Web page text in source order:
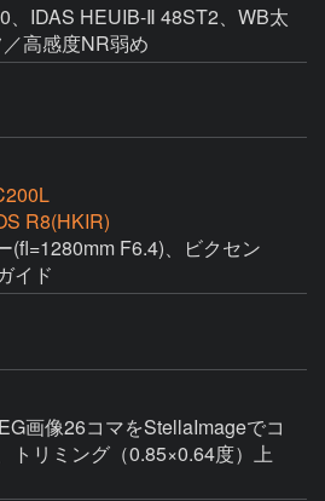
、IDAS HEUIB-Ⅱ 48ST2、WB太
高感度NR弱め
R8(HKIR)
(fl=1280mm F6.4)、ビクセン
イド
画像26コマをStellaImageでコ
トリミング（0.85×0.64度）上